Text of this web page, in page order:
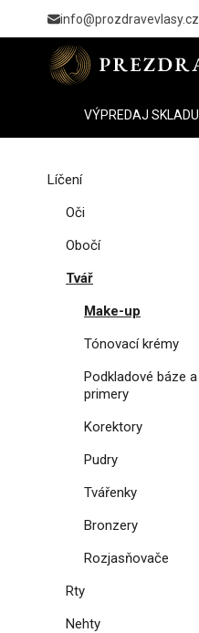
info@prozdravevlasy.cz
VÝPREDAJ SKLADU
Líčení
Oči
Obočí
Tvář
Make-up
Tónovací krémy
Podkladové báze a
primery
Korektory
Pudry
Tvářenky
Bronzery
Rozjasňovače
Rty
Nehty